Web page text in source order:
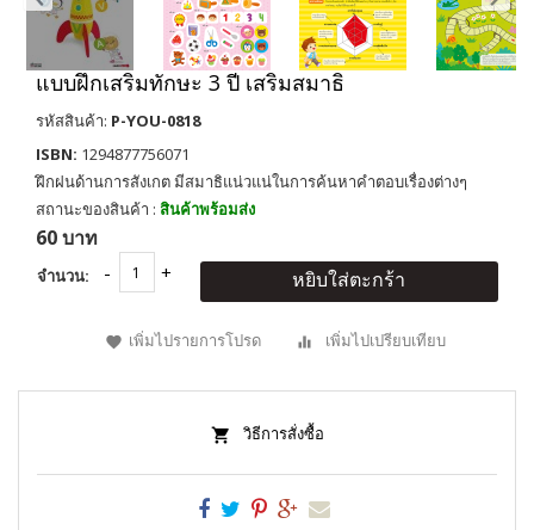
แบบฝึกเสริมทักษะ 3 ปี เสริมสมาธิ
รหัสสินค้า: P-YOU-0818
ISBN: 1294877756071
ฝึกฝนด้านการสังเกต มีสมาธิแน่วแน่ในการค้นหาคำตอบเรื่องต่างๆ
สถานะของสินค้า : สินค้าพร้อมส่ง
60 บาท
จำนวน: หยิบใส่ตะกร้า
เพิ่มไปรายการโปรด เพิ่มไปเปรียบเทียบ
วิธีการสั่งซื้อ